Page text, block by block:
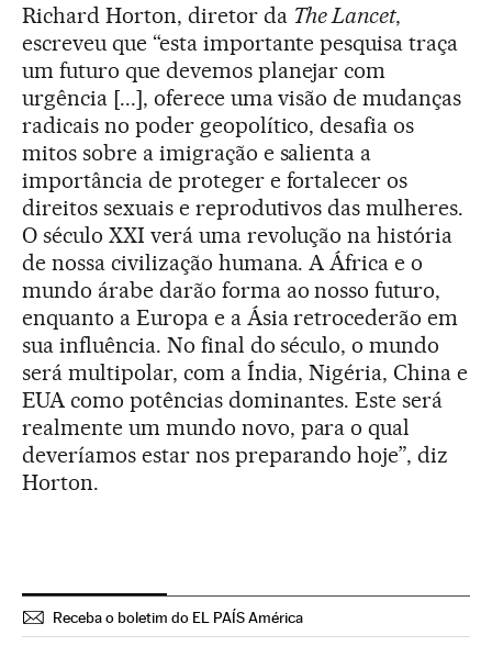
Richard Horton, diretor da The Lancet,
escreveu que “esta importante pesquisa traça
um futuro que devemos planejar com
urgência [...], oferece uma visão de mudanças
radicais no poder geopolítico, desafia os
mitos sobre a imigração e salienta a
importância de proteger e fortalecer os
direitos sexuais e reprodutivos das mulheres.
O século XXI verá uma revolução na história
de nossa civilização humana. A África e o
mundo árabe darão forma ao nosso futuro,
enquanto a Europa e a Ásia retrocederão em
sua influência. No final do século, o mundo
será multipolar, com a Índia, Nigéria, China e
EUA como potências dominantes. Este será
realmente um mundo novo, para o qual
deveríamos estar nos preparando hoje”, diz
Horton.
Receba o boletim do EL PAÍS América